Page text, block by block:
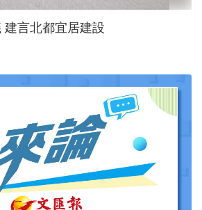
民建聯辦圓桌會議 建言北都宜居建設